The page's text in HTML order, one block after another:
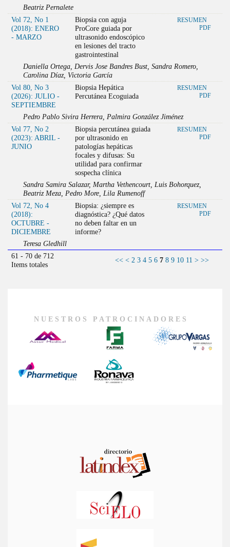
Beatriz Pernalete
Vol 72, No 1
(2018): ENERO
- MARZO
Biopsia con aguja
ProCore guiada por
ultrasonido endoscópico
en lesiones del tracto
gastrointestinal
RESUMEN
PDF
Daniella Ortega, Dervis Jose Bandres Bust, Sandra Romero,
Carolina Díaz, Victoria García
Vol 80, No 3
(2026): JULIO -
SEPTIEMBRE
Biopsia Hepática
Percutánea Ecoguiada
RESUMEN
PDF
Pedro Pablo Sivira Herrera, Palmira González Jiménez
Vol 77, No 2
(2023): ABRIL -
JUNIO
Biopsia percutánea guiada
por ultrasonido en
patologías hepáticas
focales y difusas: Su
utilidad para confirmar
sospecha clínica
RESUMEN
PDF
Sandra Samira Salazar, Martha Vethencourt, Luis Bohorquez,
Beatriz Meza, Pedro More, Lila Rumenoff
Vol 72, No 4
(2018):
OCTUBRE -
DICIEMBRE
Biopsia: ¿siempre es
diagnóstica? ¿Qué datos
no deben faltar en un
informe?
RESUMEN
PDF
Teresa Gledhill
61 - 70 de 712
Items totales
<< < 2 3 4 5 6 7 8 9 10 11 > >>
NUESTROS PATROCINADORES